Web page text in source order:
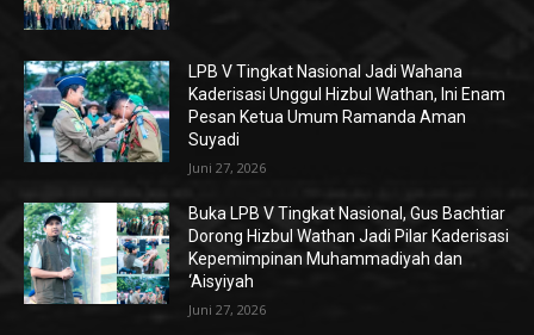
LPB V Tingkat Nasional Jadi Wahana
Kaderisasi Unggul Hizbul Wathan, Ini Enam
Pesan Ketua Umum Ramanda Aman
Suyadi
Juni 27, 2026
Buka LPB V Tingkat Nasional, Gus Bachtiar
Dorong Hizbul Wathan Jadi Pilar Kaderisasi
Kepemimpinan Muhammadiyah dan
‘Aisyiyah
Juni 27, 2026